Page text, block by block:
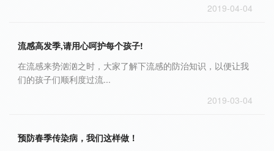
2019-04-04
流感高发季,请用心呵护每个孩子!
在流感来势汹汹之时，大家了解下流感的防治知识，以便让我
们的孩子们顺利度过流...
2019-03-04
预防春季传染病，我们这样做！